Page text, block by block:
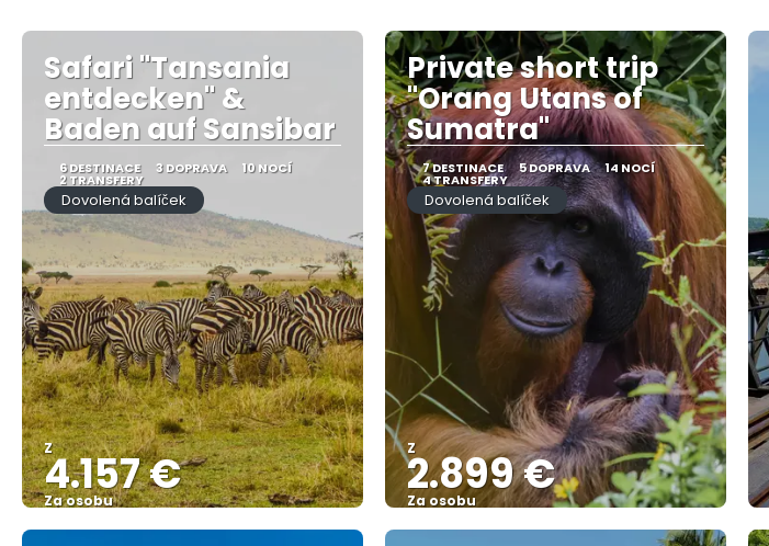
Safari "Tansania
entdecken" &
Baden auf Sansibar
6 DESTINACE 3 DOPRAVA 10 NOCÍ
2 TRANSFERY
Dovolená balíček
Z
4.157 €
Za osobu
Zobrazit
Private short trip
"Orang Utans of
Sumatra"
7 DESTINACE 5 DOPRAVA 14 NOCÍ
4 TRANSFERY
Dovolená balíček
Z
2.899 €
Za osobu
Zobrazit